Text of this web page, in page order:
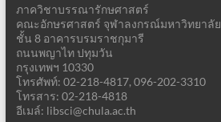
ภาควิชาบรรณารักษศาสตร์
คณะอักษรศาสตร์ จุฬาลงกรณ์มหาวิทยาลัย
ชั้น 8 อาคารบรมราชกุมารี
ถนนพญาไท ปทุมวัน
กรุงเทพฯ 10330
โทรศัพท์: 02-218-4817, 096-202-3310
โทรสาร: 02-218-4818
อีเมล์: libsci@chula.ac.th